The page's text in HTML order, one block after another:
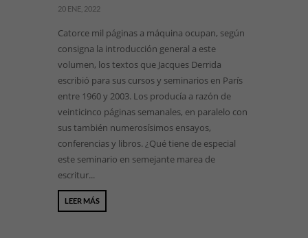
20 ENE, 2022
Catorce mil páginas a máquina ocupan, según
consigna la introducción general a este
volumen, los textos que Jacques Derrida
escribió para sus cursos y seminarios en París
entre 1960 y 2003. Los producía a razón de
veinticinco páginas semanales, en paralelo con
sus también numerosísimos ensayos,
conferencias y libros. ¿Qué tiene de especial
este seminario en semejante marea de
escritur...
LEER MÁS